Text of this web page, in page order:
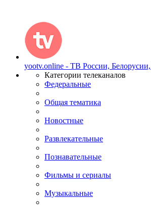
yootv.online - ТВ России,
Категории телеканалов
Федеральные
Общая тематика
Новостные
Развлекательные
Познавательные
Фильмы и сериалы
Музыкальные